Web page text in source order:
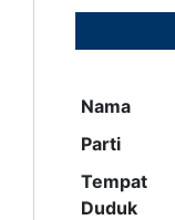
Nama
Parti
Tempat
Duduk